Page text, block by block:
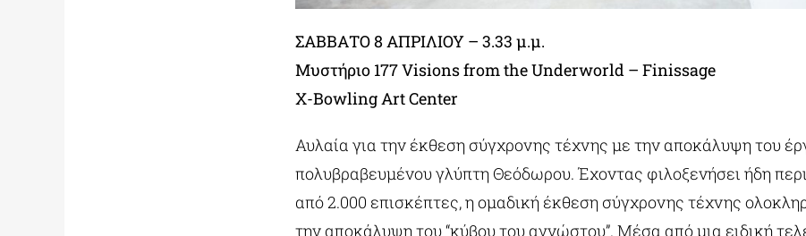
ΣΑΒΒΑΤΟ8 ΑΠΡΙΛΙΟΥ– 3.33 μ.μ.
Μυστήριο177 Visions from the Underworld – Finissage
X-Bowling Art Center
Αυλαία για την έκθεση σύγχρονης τέχνης με την αποκάλυψη του
πολυβραβευμένου γλύπτη Θεόδωρου. Έχοντας φιλοξενήσει ήδη
από 2.000 επισκέπτες, η ομαδική έκθεση σύγχρονης τέχνης
την αποκάλυψη του “κύβου του αγνώστου”. Μέσα από μια ειδική